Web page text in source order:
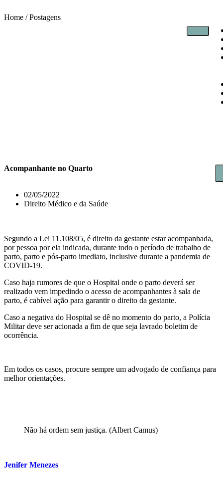
Home / Postagens
Acompanhante no Quarto
02/05/2022
Direito Médico e da Saúde
Segundo a Lei 11.108/05, é direito da gestante estar acompanhada,
por pessoa por ela indicada, durante todo o período de trabalho de
parto, parto e pós-parto imediato, inclusive durante a pandemia de
COVID-19.
Caso haja rumores de que o Hospital onde o parto deverá ser
realizado vem impedindo o acesso de acompanhantes à sala de
parto, é cabível ação para garantir o direito da gestante.
Caso a negativa do Hospital se dê no momento do parto, a Polícia
Militar deve ser acionada a fim de que seja lavrado boletim de
ocorrência.
Em todos os casos, procure sempre um advogado de confiança para
melhor orientações.
Não há ordem sem justiça. (Albert Camus)
Jenifer Menezes